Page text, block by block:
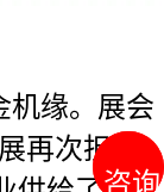
咨询
咨询
缘。展会
再次担任